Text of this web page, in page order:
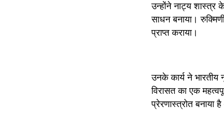
उन्होंने नाट्य शास्त्र
साधन बनाया।
प्राप्त कराया।
उनके कार्य ने
विरासत का एक
प्रेरणास्त्रोत बनाया